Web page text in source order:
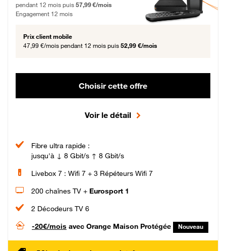
pendant 12 mois puis 57,99 €/mois
Engagement 12 mois
Prix client mobile
47,99 €/mois pendant 12 mois puis 52,99 €/mois
Choisir cette offre
Voir le détail
Fibre ultra rapide :
jusqu'à ↓ 8 Gbit/s ↑ 8 Gbit/s
Livebox 7 : Wifi 7 + 3 Répéteurs Wifi 7
200 chaînes TV + Eurosport 1
2 Décodeurs TV 6
-20€/mois avec Orange Maison Protégée Nouveau